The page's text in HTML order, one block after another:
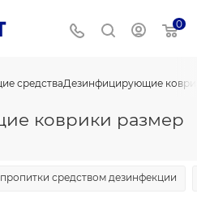
0
средстваДезинфицирующие
коврики размер
средством дезинфекции